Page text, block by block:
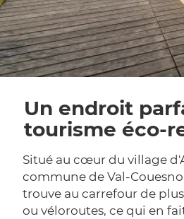
Un endroit
tourisme éco-
Situé au cœur du village
commune de Val-
trouve au carrefour de
ou véloroutes, ce qui en